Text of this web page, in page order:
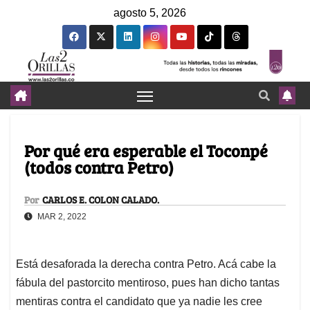
agosto 5, 2026
Por qué era esperable el Toconpé
(todos contra Petro)
Por CARLOS E. COLON CALADO.
MAR 2, 2022
Está desaforada la derecha contra Petro. Acá cabe la
fábula del pastorcito mentiroso, pues han dicho tantas
mentiras contra el candidato que ya nadie les cree